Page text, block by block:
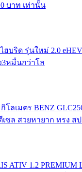
บาท เท่านั้น
ฮบริด รุ่นใหม่ 2.0
หมื่นกว่าโล
กิโลเมตร BENZ
เซล สวยหายาก ทรง ส
ATIV 1.2 PREMIUM